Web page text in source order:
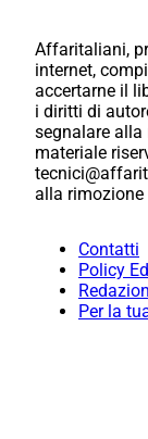
Affaritaliani,
internet,
accertarne il
i diritti di
segnalare alla
materiale
alla rimozione
Contatti
Policy
Per la